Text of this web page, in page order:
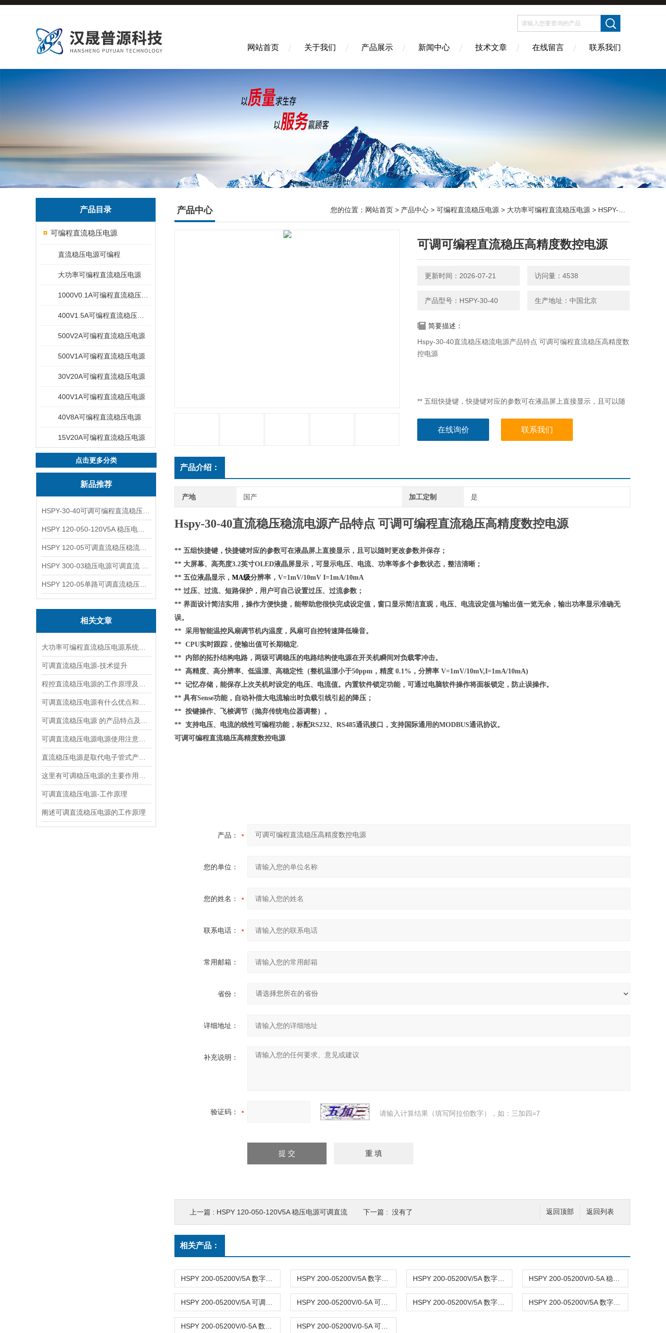
网站首页 关于我们 产品展示 新闻中心 技术文章 在线留言 联系我们
产品目录
可编程直流稳压电源
直流稳压电源可编程
大功率可编程直流稳压电源
500V2A可编程直流稳压电源
500V1A可编程直流稳压电源
30V20A可编程直流稳压电源
400V1A可编程直流稳压电源
40V8A可编程直流稳压电源
15V20A可编程直流稳压电源
点击更多分类
新品推荐
相关文章
可调直流稳压电源-技术提升
可调直流稳压电源-工作原理
阐述可调直流稳压电源的工作原理
产品中心 您的位置： 网站首页 > 产品中心 > 可编程直流稳压电源 > 大功率可编程直流稳压电源 > HSPY-30-40可调可编程直流稳压高精度数控电源
可调可编程直流稳压高精度数控电源
更新时间：2026-07-21 访问量：4538
产品型号：HSPY-30-40 生产地址：中国北京
简要描述：
Hspy-30-40直流稳压稳流电源产品特点 可调可编程直流稳压高精度数
控电源
** 五组快捷键，快捷键对应的参数可在液晶屏上直接显示，且可以随
** 过压、过流、短路保护，用户可自己设置过
在线询价 联系我们
产品介绍：
产地 国产 加工定制 是
Hspy-30-40直流稳压稳流电源产品特点 可调可编程直流稳压高精度数控电源
** 五组快捷键，快捷键对应的参数可在液晶屏上直接显示，且可以随时更改参数并保存；
** 大屏幕、高亮度3.2英寸OLED液晶屏显示，可显示电压、电流、功率等多个参数状态，整洁清晰；
** 五位液晶显示， MA级分辨率，V=1mV/10mV I=1mA/10mA
** 过压、过流、短路保护，用户可自己设置过压、过流参数；
** 界面设计简洁实用， 操作方便快捷， 能帮助您很快完成设定值，窗口显示简洁直观，电压、电流设定值与输出值一览无余，输出功率显示准确无
误。
** 采用智能温控风扇调节机内温度 ， 风扇可自控转速降低噪音。
** CPU实时跟踪，使输出值可长期稳定.
** 内部的拓扑结构电路，两级可调稳压的电路结构使电源在开关机瞬间对负载零冲击。
** 高精度、高分辨率、低温漂、高稳定性（整机温漂小于50ppm，精度 0.1%，分辨率 V=1mV/10mV,I=1mA/10mA)
** 记忆存储，能保存上次关机时设定的电压、电流值。内置软件锁定功能，可通过电脑软件操作将面板锁定，防止误操作。
** 具有Sense功能，自动补偿大电流输出时负载引线引起的降压；
** 按键操作、飞梭调节（抛弃传统电位器调整）。
** 支持电压、电流的线性可编程功能， 标配RS232、RS485通讯接口，支持国际通用的MODBUS通讯协议。
可调可编程直流稳压高精度数控电源
产品：
您的单位：
您的姓名：
联系电话：
常用邮箱：
省份：
详细地址：
补充说明：
验证码： 请输入计算结果（填写阿拉伯数字），如：三加四=7
返回列表
返回顶部
上一篇 : HSPY 120-050-120V5A 稳压电源可调直流 下一篇 : 没有了
相关产品：